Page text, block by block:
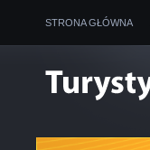
STRONA GŁÓWNA